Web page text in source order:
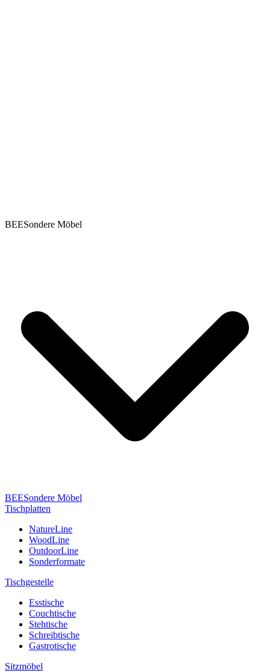
BEESondere Möbel
BEESondere Möbel
Tischplatten
NatureLine
WoodLine
OutdoorLine
Sonderformate
Tischgestelle
Esstische
Couchtische
Stehtische
Schreibtische
Gastrotische
Sitzmöbel